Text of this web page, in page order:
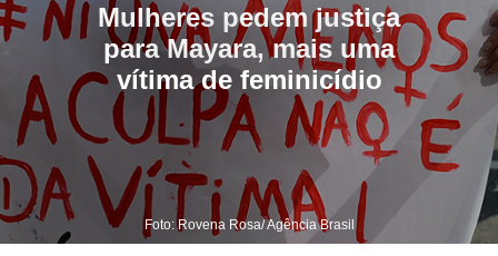
Mulheres pedem justiça
para Mayara, mais uma
vítima de feminicídio
Foto: Rovena Rosa/ Agência Brasil